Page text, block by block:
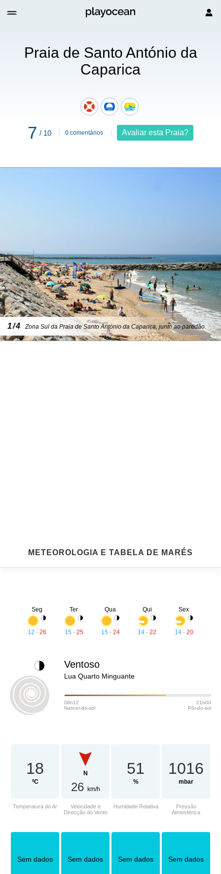
Praia de Santo António da
Caparica
7 / 10 0 comentários Avaliar esta Praia?
1/4 Zona Sul da Praia de Santo António da Caparica, junto ao paredão.
METEOROLOGIA E TABELA DE MARÉS
Lua Quarto Minguante
Ventoso
06h12
Nascer-do-sol
21h00
Pôr-do-sol
Seg
12 -26
Ter
15 - 25
Qua
15 - 24
Qui
14 -22
Sex
14- 20
18
ºC
Temperatura do Ar
N
26 km/h
Velocidade e
Direcção do Vento
51
%
Humidade Relativa
1016
mbar
Pressão
Atmosférica
Sem dados Sem dados Sem dados Sem dados